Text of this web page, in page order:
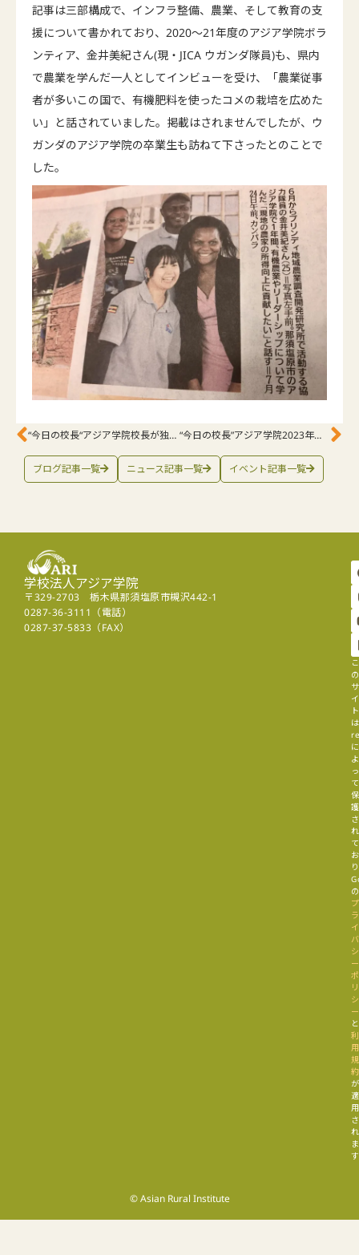
記事は三部構成で、インフラ整備、農業、そして教育の支
援について書かれており、2020～21年度のアジア学院ボラ
ンティア、金井美紀さん(現・JICA ウガンダ隊員)も、県内
で農業を学んだ一人としてインビューを受け、「農業従事
者が多いこの国で、有機肥料を使ったコメの栽培を広めた
い」と話されていました。掲載はされませんでしたが、ウ
ガンダのアジア学院の卒業生も訪ねて下さったとのことで
した。
“今日の校長“アジア学院校長が独立学園高校でのヴィジョニングプロセスを支援 “今日の校長”アジア学院2023年事業報告が完成：学びと持続可能性の旅
ブログ記事一覧 ニュース記事一覧 イベント記事一覧
学校法人アジア学院
〒329-2703 栃木県那須塩原市槻沢442-1
0287-36-3111（電話）
0287-37-5833（FAX）
こ
の
サ
イ
ト
は
に
よ
っ
て
保
護
さ
れ
て
お
の
プ
ラ
イ
バ
シ
ー
ポ
リ
シ
ー
と
利
用
規
約
が
適
用
さ
れ
ま
© Asian Rural Institute